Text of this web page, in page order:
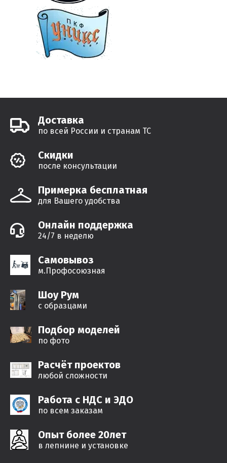
Доставка
по всей России и странам ТС
Cкидки
после консультации
Примерка бесплатная
для Вашего удобства
Онлайн поддержка
24/7 в неделю
Самовывоз
м.Профосоюзная
Шоу Рум
с образцами
Подбор моделей
по фото
Расчёт проектов
любой сложности
Работа с НДС и ЭДО
по всем заказам
Опыт более 20лет
в лепнине и установке